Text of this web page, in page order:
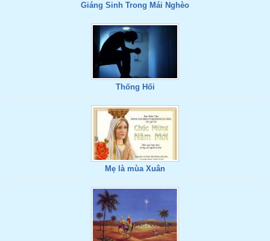
Giáng Sinh Trong Mái Nghèo
Thống Hối
Mẹ là mùa Xuân